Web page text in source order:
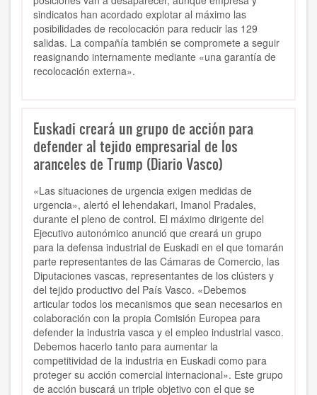
sindicatos han acordado explotar al máximo las
posibilidades de recolocación para reducir las 129
salidas. La compañía también se compromete a seguir
reasignando internamente mediante «una garantía de
recolocación externa».
Euskadi creará un grupo de acción para
defender al tejido empresarial de los
aranceles de Trump (Diario Vasco)
«Las situaciones de urgencia exigen medidas de
urgencia», alertó el lehendakari, Imanol Pradales,
durante el pleno de control. El máximo dirigente del
Ejecutivo autonómico anunció que creará un grupo
para la defensa industrial de Euskadi en el que tomarán
parte representantes de las Cámaras de Comercio, las
Diputaciones vascas, representantes de los clústers y
del tejido productivo del País Vasco. «Debemos
articular todos los mecanismos que sean necesarios en
colaboración con la propia Comisión Europea para
defender la industria vasca y el empleo industrial vasco.
Debemos hacerlo tanto para aumentar la
competitividad de la industria en Euskadi como para
proteger su acción comercial internacional». Este grupo
de acción buscará un triple objetivo con el que se